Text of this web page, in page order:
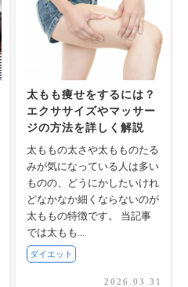
太もも痩せをするには？
エクササイズやマッサー
ジの方法を詳しく解説
太ももの太さや太もものたる
みが気になっている人は多い
ものの、どうにかしたいけれ
どなかなか細くならないのが
太ももの特徴です。 当記事
では太もも...
ダイエット
2026.03.31